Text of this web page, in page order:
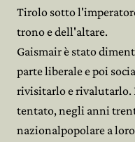
Tirolo sotto
trono e dell'altare.
Gaismair è stato
parte liberale e poi
rivisitarlo e rivalutarlo.
tentato, negli anni
nazionalpopolare a